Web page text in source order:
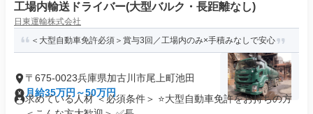
工場内輸送ドライバー(大型バルク・長距離なし)
日東運輸株式会社
＜大型自動車免許必須＞賞与3回／工場内のみ×手積みなしで安心
〒675-0023兵庫県加古川市尾上町池田
月給35万円～50万円
求めている人材 ＜必須条件＞ ⭐大型自動車免許をお持ちの方